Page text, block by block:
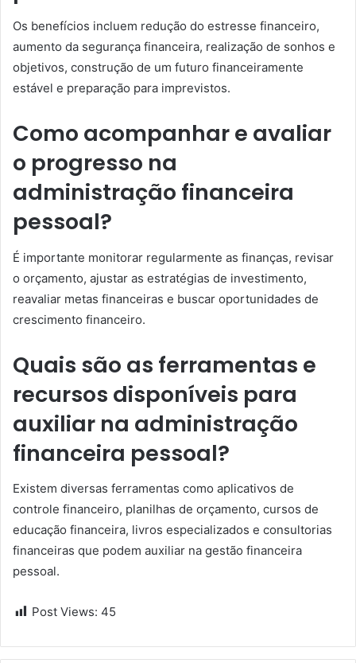
Os benefícios incluem redução do estresse financeiro,
aumento da segurança financeira, realização de sonhos e
objetivos, construção de um futuro financeiramente
estável e preparação para imprevistos.
Como acompanhar e avaliar
o progresso na
administração financeira
pessoal?
É importante monitorar regularmente as finanças, revisar
o orçamento, ajustar as estratégias de investimento,
reavaliar metas financeiras e buscar oportunidades de
crescimento financeiro.
Quais são as ferramentas e
recursos disponíveis para
auxiliar na administração
financeira pessoal?
Existem diversas ferramentas como aplicativos de
controle financeiro, planilhas de orçamento, cursos de
educação financeira, livros especializados e consultorias
financeiras que podem auxiliar na gestão financeira
pessoal.
Post Views: 45